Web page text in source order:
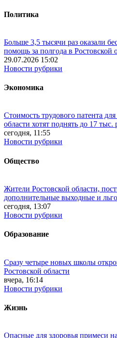
Политика
Больше 3,5 тысячи раз оказали
помощь за полгода в Ростовской
29.07.2026 15:02
Новости рубрики
Экономика
Стоимость трудового патента
области хотят поднять до 17 тыс.
сегодня, 11:55
Новости рубрики
Общество
Жители Ростовской области,
дополнительные выходные и
сегодня, 13:07
Новости рубрики
Образование
Сразу четыре новых школы
Ростовской области
вчера, 16:14
Новости рубрики
Жизнь
Опасные для здоровья примеси